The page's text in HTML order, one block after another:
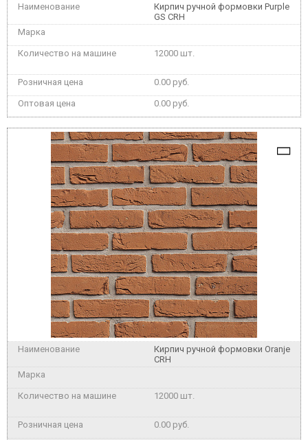
Кирпич ручной формовки Purple
GS CRH
12000 шт.
0.00 руб.
0.00 руб.
Кирпич ручной формовки Oranje
CRH
12000 шт.
0.00 руб.